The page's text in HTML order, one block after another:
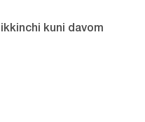
kuni davom